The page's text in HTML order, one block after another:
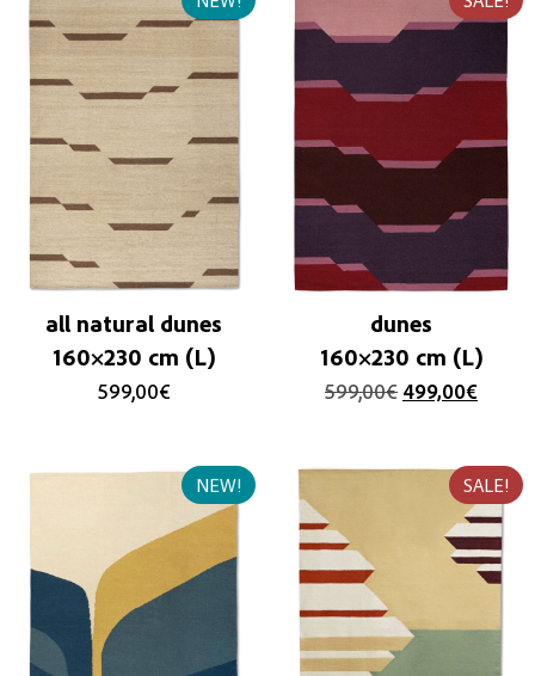
all natural dunes
160×230 cm (L)
599,00€
dunes
160×230 cm (L)
599,00€ 499,00€
NEW! SALE!